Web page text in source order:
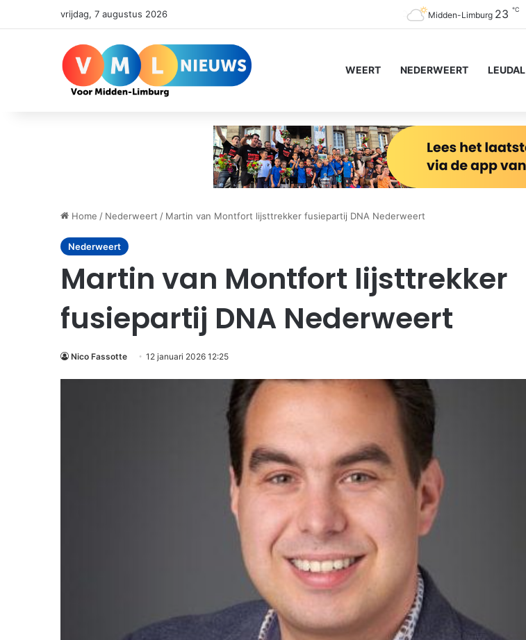
vrijdag, 7 augustus 2026 Midden-Limburg 23 ℃
WEERT NEDERWEERT LEUDAL
Home / Nederweert / Martin van Montfort lijsttrekker fusiepartij DNA Nederweert
Nederweert
Martin van Montfort lijsttrekker
fusiepartij DNA Nederweert
Nico Fassotte 12 januari 2026 12:25